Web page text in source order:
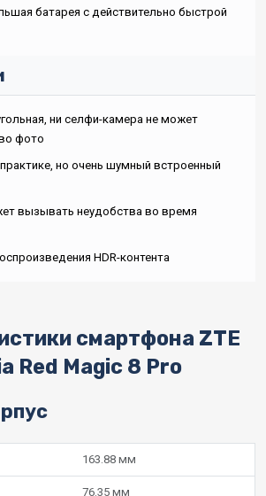
батарея с действительно быстрой
ни селфи-камера не может
фото
но очень шумный встроенный
вызывать неудобства во время
HDR-контента
смартфона ZTE
Red Magic 8 Pro
163.88 мм
76.35 мм